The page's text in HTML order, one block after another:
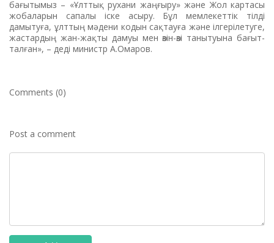
бағытымыз – «Ұлттық рухани жаңғыру» және Жол картасы
жобаларын сапалы іске асыру. Бұл мемлекеттік тілді
дамытуға, ұлттың мәдени кодын сақтауға және ілгерілетуге,
жас­тардың жан-жақты дамуы мен өзін-өзі танытуына бағыт­
тал­ған», – деді министр А.Омаров.
Comments (0)
Post a comment